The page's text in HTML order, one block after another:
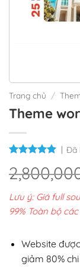
Trang chủ /
Theme
Đã
Lưu ý: Giá full
99% Toàn bộ
Website
giảm 80%